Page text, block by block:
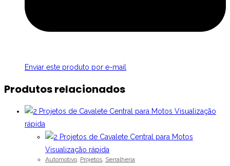
Enviar este produto por e-mail
Produtos relacionados
Visualização
rápida
Visualização rápida
Automotivo, Projetos, Serralheria